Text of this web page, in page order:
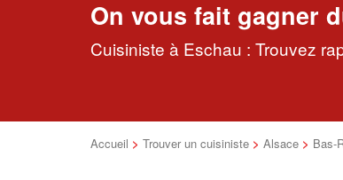
On vous fait gagner
Cuisiniste à Eschau : Trouvez
Accueil > Trouver un cuisiniste > Alsace > Bas-